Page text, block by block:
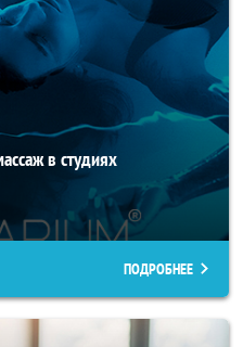
в студиях
ПОДРОБНЕЕ